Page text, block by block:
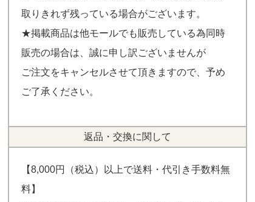
取りきれず残っている場合がございます。
★掲載商品は他モールでも販売している為同時
販売の場合は、誠に申し訳ございませんが
ご注文をキャンセルさせて頂きますので、予め
ご了承ください。
返品・交換に関して
【8,000円（税込）以上で送料・代引き手数料無
料】